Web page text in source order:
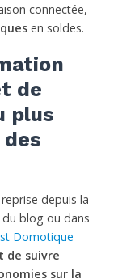
connectée,
en soldes.
de
plus
depuis la
blog ou dans
Domotique
de suivre
sur la